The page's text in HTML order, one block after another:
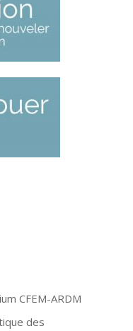
CFEM-ARDM
des